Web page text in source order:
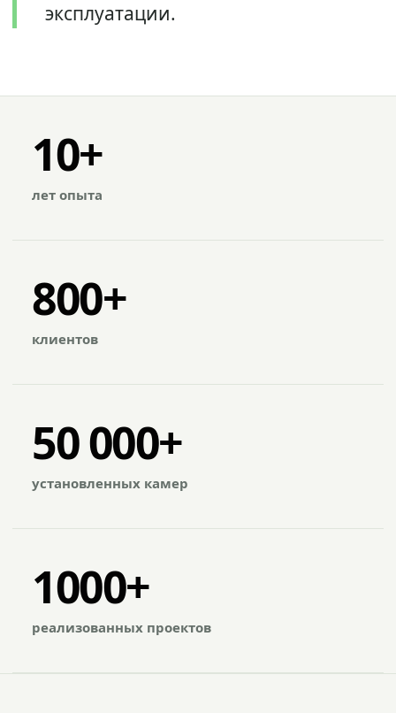
эксплуатации.
10+
лет опыта
800+
клиентов
50 000+
установленных камер
1000+
реализованных проектов